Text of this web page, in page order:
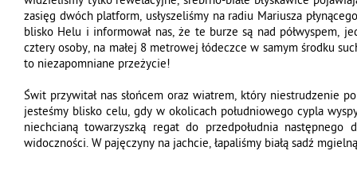
zasięg dwóch platform, usłyszeliśmy na radiu Mariusza
blisko Helu i informował nas, że te burze są nad półwyspem,
cztery osoby, na małej 8 metrowej łódeczce w samym środku
to niezapomniane przeżycie!
Świt przywitał nas słońcem oraz wiatrem, który niestrudzenie
jesteśmy blisko celu, gdy w okolicach południowego cypla
niechcianą towarzyszką regat do przedpołudnia
widoczności. W pajęczyny na jachcie, łapaliśmy białą sadź